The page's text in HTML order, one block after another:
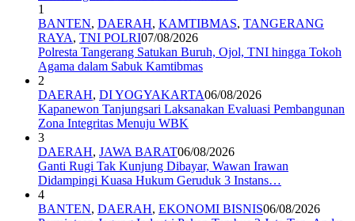
1
BANTEN, DAERAH, KAMTIBMAS, TANGERANG
RAYA, TNI POLRI07/08/2026
Polresta Tangerang Satukan Buruh, Ojol, TNI hingga Tokoh
Agama dalam Sabuk Kamtibmas
2
DAERAH, DI YOGYAKARTA06/08/2026
Kapanewon Tanjungsari Laksanakan Evaluasi Pembangunan
Zona Integritas Menuju WBK
3
DAERAH, JAWA BARAT06/08/2026
Ganti Rugi Tak Kunjung Dibayar, Wawan Irawan
Didampingi Kuasa Hukum Geruduk 3 Instans…
4
BANTEN, DAERAH, EKONOMI BISNIS06/08/2026